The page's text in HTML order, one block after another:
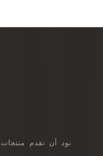
نود أن نقدم